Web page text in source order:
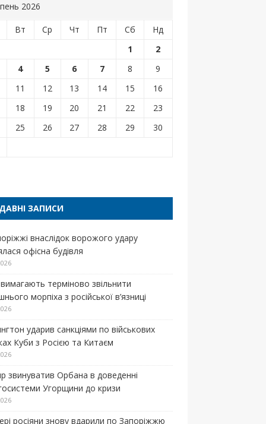
2026
Вт Ср Чт Пт Сб
Нд
1
2
4
5 6 7 8
9
11
12 13 14 15
16
18
19 20 21 22
23
25
26 27 28 29 30
ЗАПИСИ
внаслідок ворожого удару
офісна будівля
терміново звільнити
морпіха з російської в’язниці
ударив санкціями по військових
Куби з Росією та Китаєм
звинуватив Орбана в доведенні
Угорщини до кризи
росіяни знову вдарили по Запоріжжю